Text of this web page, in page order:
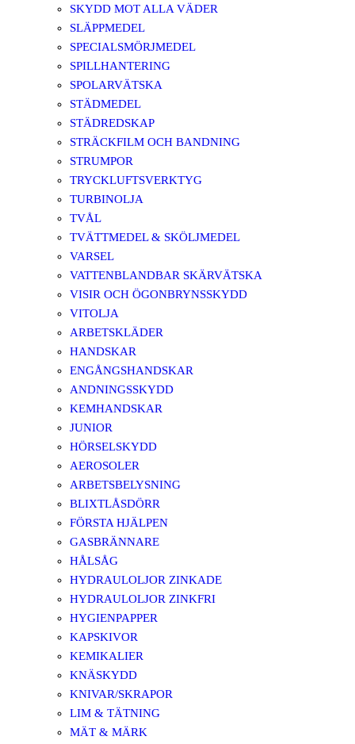
SKYDD MOT ALLA VÄDER
SLÄPPMEDEL
SPECIALSMÖRJMEDEL
SPILLHANTERING
SPOLARVÄTSKA
STÄDMEDEL
STÄDREDSKAP
STRÄCKFILM OCH BANDNING
STRUMPOR
TRYCKLUFTSVERKTYG
TURBINOLJA
TVÅL
TVÄTTMEDEL & SKÖLJMEDEL
VARSEL
VATTENBLANDBAR SKÄRVÄTSKA
VISIR OCH ÖGONBRYNSSKYDD
VITOLJA
ARBETSKLÄDER
HANDSKAR
ENGÅNGSHANDSKAR
ANDNINGSSKYDD
KEMHANDSKAR
JUNIOR
HÖRSELSKYDD
AEROSOLER
ARBETSBELYSNING
BLIXTLÅSDÖRR
FÖRSTA HJÄLPEN
GASBRÄNNARE
HÅLSÅG
HYDRAULOLJOR ZINKADE
HYDRAULOLJOR ZINKFRI
HYGIENPAPPER
KAPSKIVOR
KEMIKALIER
KNÄSKYDD
KNIVAR/SKRAPOR
LIM & TÄTNING
MÄT & MÄRK